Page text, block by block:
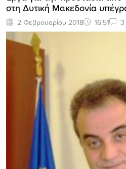
στη Δυτική Μακεδονία
2 Φεβρουαρίου 2018 16:51 3